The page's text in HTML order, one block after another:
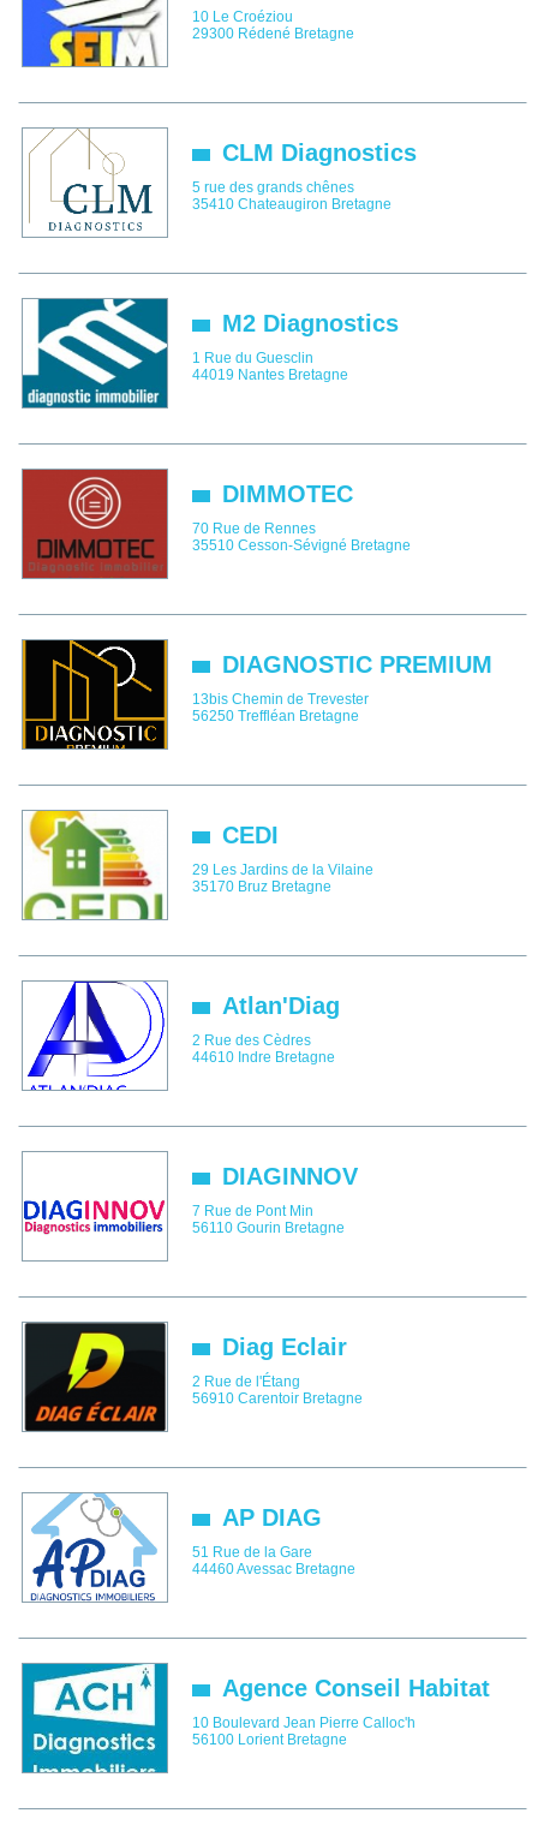
10 Le Croéziou
29300 Rédené Bretagne
CLM Diagnostics
5 rue des grands chênes
35410 Chateaugiron Bretagne
M2 Diagnostics
1 Rue du Guesclin
44019 Nantes Bretagne
DIMMOTEC
70 Rue de Rennes
35510 Cesson-Sévigné Bretagne
DIAGNOSTIC PREMIUM
13bis Chemin de Trevester
56250 Treffléan Bretagne
CEDI
29 Les Jardins de la Vilaine
35170 Bruz Bretagne
Atlan'Diag
2 Rue des Cèdres
44610 Indre Bretagne
DIAGINNOV
7 Rue de Pont Min
56110 Gourin Bretagne
Diag Eclair
2 Rue de l'Étang
56910 Carentoir Bretagne
AP DIAG
51 Rue de la Gare
44460Avessac Bretagne
Agence Conseil Habitat
10 Boulevard Jean Pierre Calloc'h
56100 Lorient Bretagne